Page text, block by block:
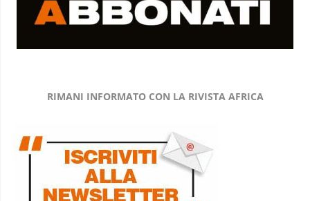
RIMANI INFORMATO CON LA RIVISTA AFRICA